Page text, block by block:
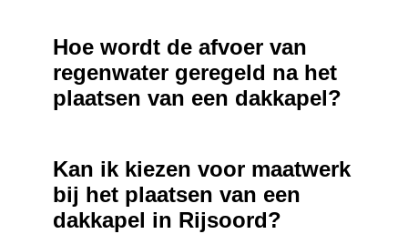
Hoe wordt de afvoer van
regenwater geregeld na het
plaatsen van een dakkapel?
Kan ik kiezen voor maatwerk
bij het plaatsen van een
dakkapel in Rijsoord?